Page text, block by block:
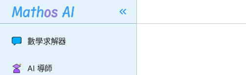
數學求解器
AI 導師